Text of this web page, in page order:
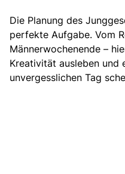
Die Planung des
perfekte Aufgabe. Vom
Männerwochenende –
Kreativität ausleben und
unvergesslichen Tag